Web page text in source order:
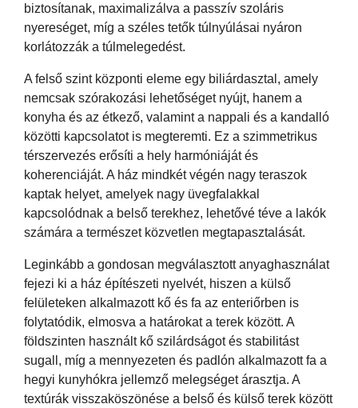
biztosítanak, maximalizálva a passzív szoláris
nyereséget, míg a széles tetők túlnyúlásai nyáron
korlátozzák a túlmelegedést.
A felső szint központi eleme egy biliárdasztal, amely
nemcsak szórakozási lehetőséget nyújt, hanem a
konyha és az étkező, valamint a nappali és a kandalló
közötti kapcsolatot is megteremti. Ez a szimmetrikus
térszervezés erősíti a hely harmóniáját és
koherenciáját. A ház mindkét végén nagy teraszok
kaptak helyet, amelyek nagy üvegfalakkal
kapcsolódnak a belső terekhez, lehetővé téve a lakók
számára a természet közvetlen megtapasztalását.
Leginkább a gondosan megválasztott anyaghasználat
fejezi ki a ház építészeti nyelvét, hiszen a külső
felületeken alkalmazott kő és fa az enteriőrben is
folytatódik, elmosva a határokat a terek között. A
földszinten használt kő szilárdságot és stabilitást
sugall, míg a mennyezeten és padlón alkalmazott fa a
hegyi kunyhókra jellemző melegséget árasztja. A
textúrák visszaköszönése a belső és külső terek között